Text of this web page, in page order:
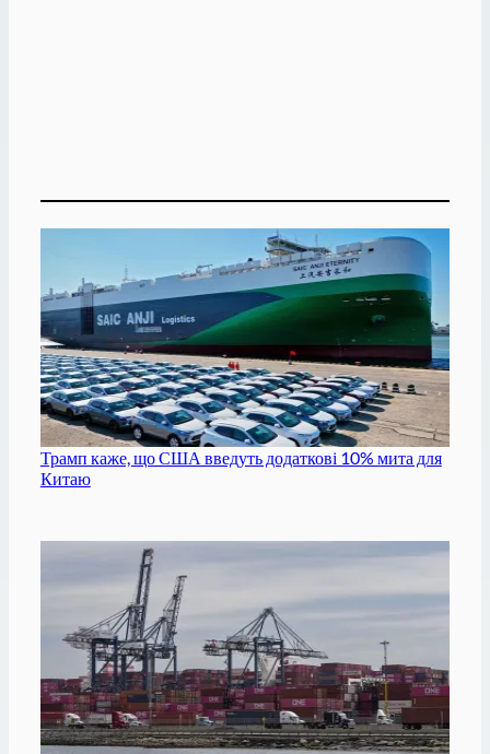
Трамп каже, що США введуть додаткові 10% мита для
Китаю